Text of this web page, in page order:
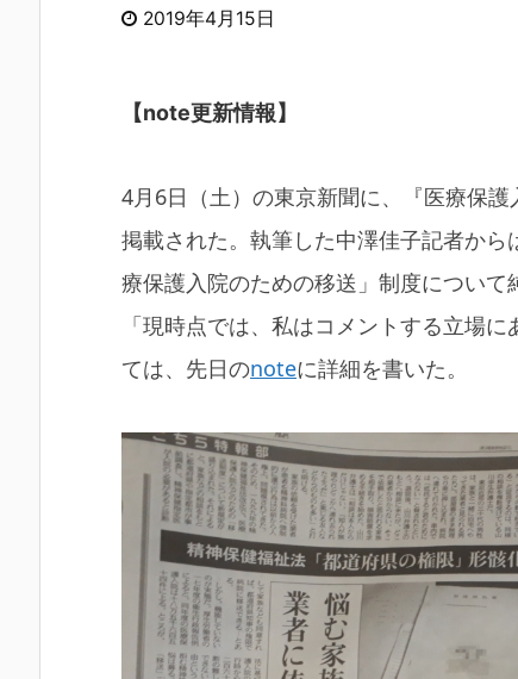
2019年4月15日
【note更新情報】
4月6日（土）の東京新聞に、『医療保
掲載された。執筆した中澤佳子記者か
療保護入院のための移送」制度について
「現時点では、私はコメントする立場
ては、先日のnoteに詳細を書いた。